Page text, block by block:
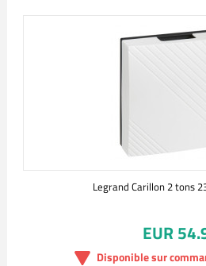
Legrand Carillon 2 tons
EUR
Disponible sur